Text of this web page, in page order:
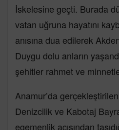
İskelesine geçti. Burada
vatan uğruna hayatını
anısına dua edilerek
Duygu dolu anların
şehitler rahmet ve minnetle
Anamur’da
Denizcilik ve Kabotaj
egemenlik açısından